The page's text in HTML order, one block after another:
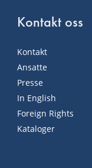
Kontakt oss
Kontakt
Ansatte
Presse
In English
Foreign Rights
Kataloger